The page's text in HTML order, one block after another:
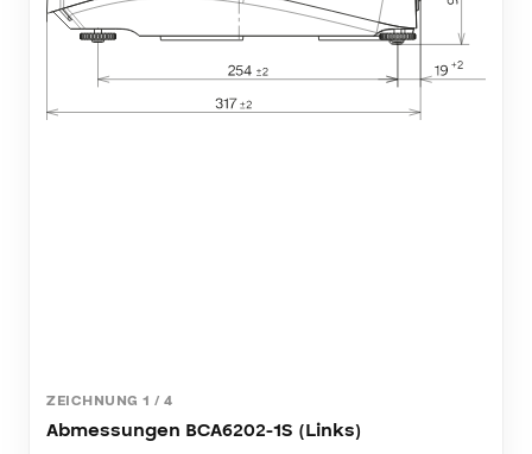
ZEICHNUNG 1 / 4
Abmessungen BCA6202-1S (Links)